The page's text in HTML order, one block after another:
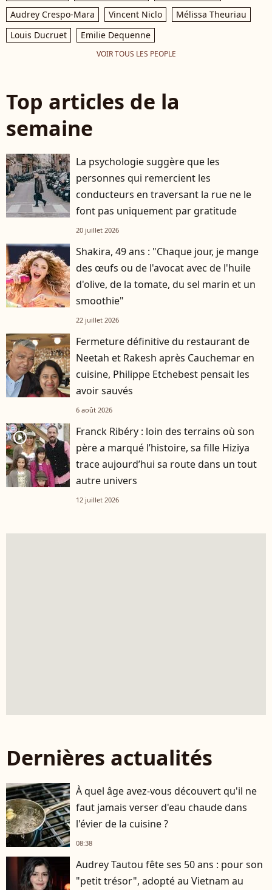
Audrey Crespo-Mara Vincent Niclo
Mélissa Theuriau
Louis Ducruet
Emilie Dequenne
VOIR TOUS LES PEOPLE
Top articles de la
semaine
La psychologie suggère que les
personnes qui remercient les
conducteurs en traversant la rue ne le
font pas uniquement par gratitude
20 juillet 2026
Shakira, 49 ans : "Chaque jour, je mange
des œufs ou de l'avocat avec de l'huile
d'olive, de la tomate, du sel marin et un
smoothie"
22 juillet 2026
Fermeture définitive du restaurant de
Neetah et Rakesh après Cauchemar en
cuisine, Philippe Etchebest pensait les
avoir sauvés
6 août 2026
player2
Franck Ribéry : loin des terrains où son
père a marqué l’histoire, sa fille Hiziya
trace aujourd’hui sa route dans un tout
autre univers
12 juillet 2026
Dernières actualités
À quel âge avez-vous découvert qu'il ne
faut jamais verser d'eau chaude dans
l'évier de la cuisine ?
08:38
Audrey Tautou fête ses 50 ans : pour son
"petit trésor", adopté au Vietnam au